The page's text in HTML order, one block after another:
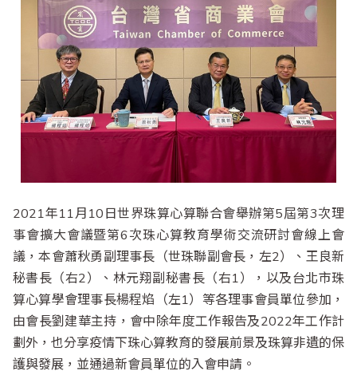
2021年11月10日世界珠算心算聯合會舉辦第5屆第3次理
事會擴大會議暨第6次珠心算教育學術交流研討會線上會
議，本會蕭秋勇副理事長（世珠聯副會長，左2）、王良新
秘書長（右2）、林元翔副秘書長（右1），以及台北市珠
算心算學會理事長楊程焰（左1）等各理事會員單位參加，
由會長劉建華主持，會中除年度工作報告及2022年工作計
劃外，也分享疫情下珠心算教育的發展前景及珠算非遺的保
護與發展，並通過新會員單位的入會申請。